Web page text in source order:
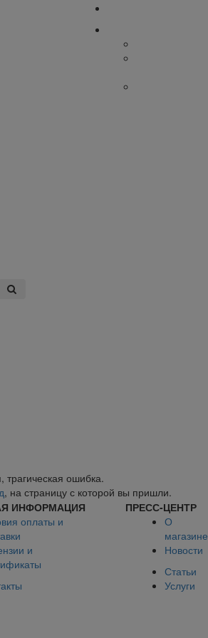
ошибка.
, на страницу с которой вы пришли.
ИНФОРМАЦИЯ ПРЕСС-ЦЕНТР
оплаты и
и
О
магазине
Новости
Статьи
Услуги